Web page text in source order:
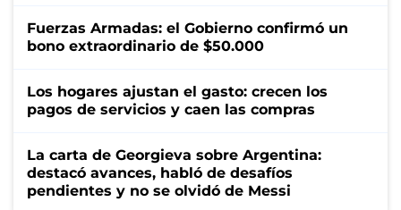
Fuerzas Armadas: el Gobierno confirmó un
bono extraordinario de $50.000
Los hogares ajustan el gasto: crecen los
pagos de servicios y caen las compras
La carta de Georgieva sobre Argentina:
destacó avances, habló de desafíos
pendientes y no se olvidó de Messi